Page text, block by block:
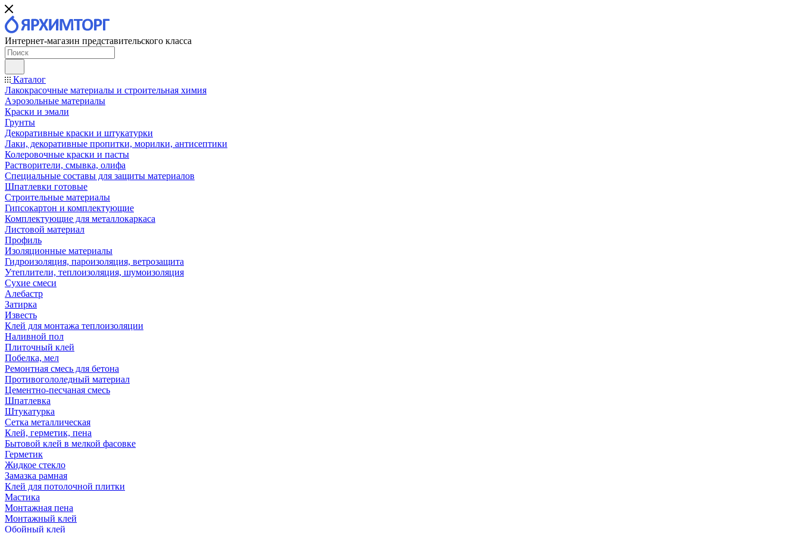
Интернет-магазин представительского класса
Каталог
Лакокрасочные материалы и строительная химия
Аэрозольные материалы
Краски и эмали
Грунты
Декоративные краски и штукатурки
Лаки, декоративные пропитки, морилки, антисептики
Колеровочные краски и пасты
Растворители, смывка, олифа
Специальные составы для защиты материалов
Шпатлевки готовые
Строительные материалы
Гипсокартон и комплектующие
Комплектующие для металлокаркаса
Листовой материал
Профиль
Изоляционные материалы
Гидроизоляция, пароизоляция, ветрозащита
Утеплители, теплоизоляция, шумоизоляция
Сухие смеси
Алебастр
Затирка
Известь
Клей для монтажа теплоизоляции
Наливной пол
Плиточный клей
Побелка, мел
Ремонтная смесь для бетона
Противогололедный материал
Цементно-песчаная смесь
Шпатлевка
Штукатурка
Сетка металлическая
Клей, герметик, пена
Бытовой клей в мелкой фасовке
Герметик
Жидкое стекло
Замазка рамная
Клей для потолочной плитки
Мастика
Монтажная пена
Монтажный клей
Обойный клей